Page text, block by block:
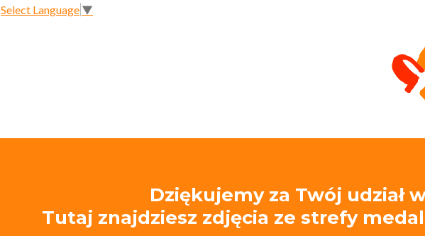
Select Language ▼
Dziękujemy za Twój udział
Tutaj znajdziesz zdjęcia ze strefy